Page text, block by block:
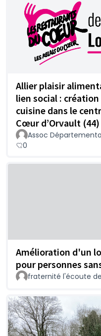
Allier plaisir
lien social : création
cuisine dans le
Cœur d’Orvault (44)
Assoc
0
Amélioration d'un
pour personnes
fraternité l'écoute